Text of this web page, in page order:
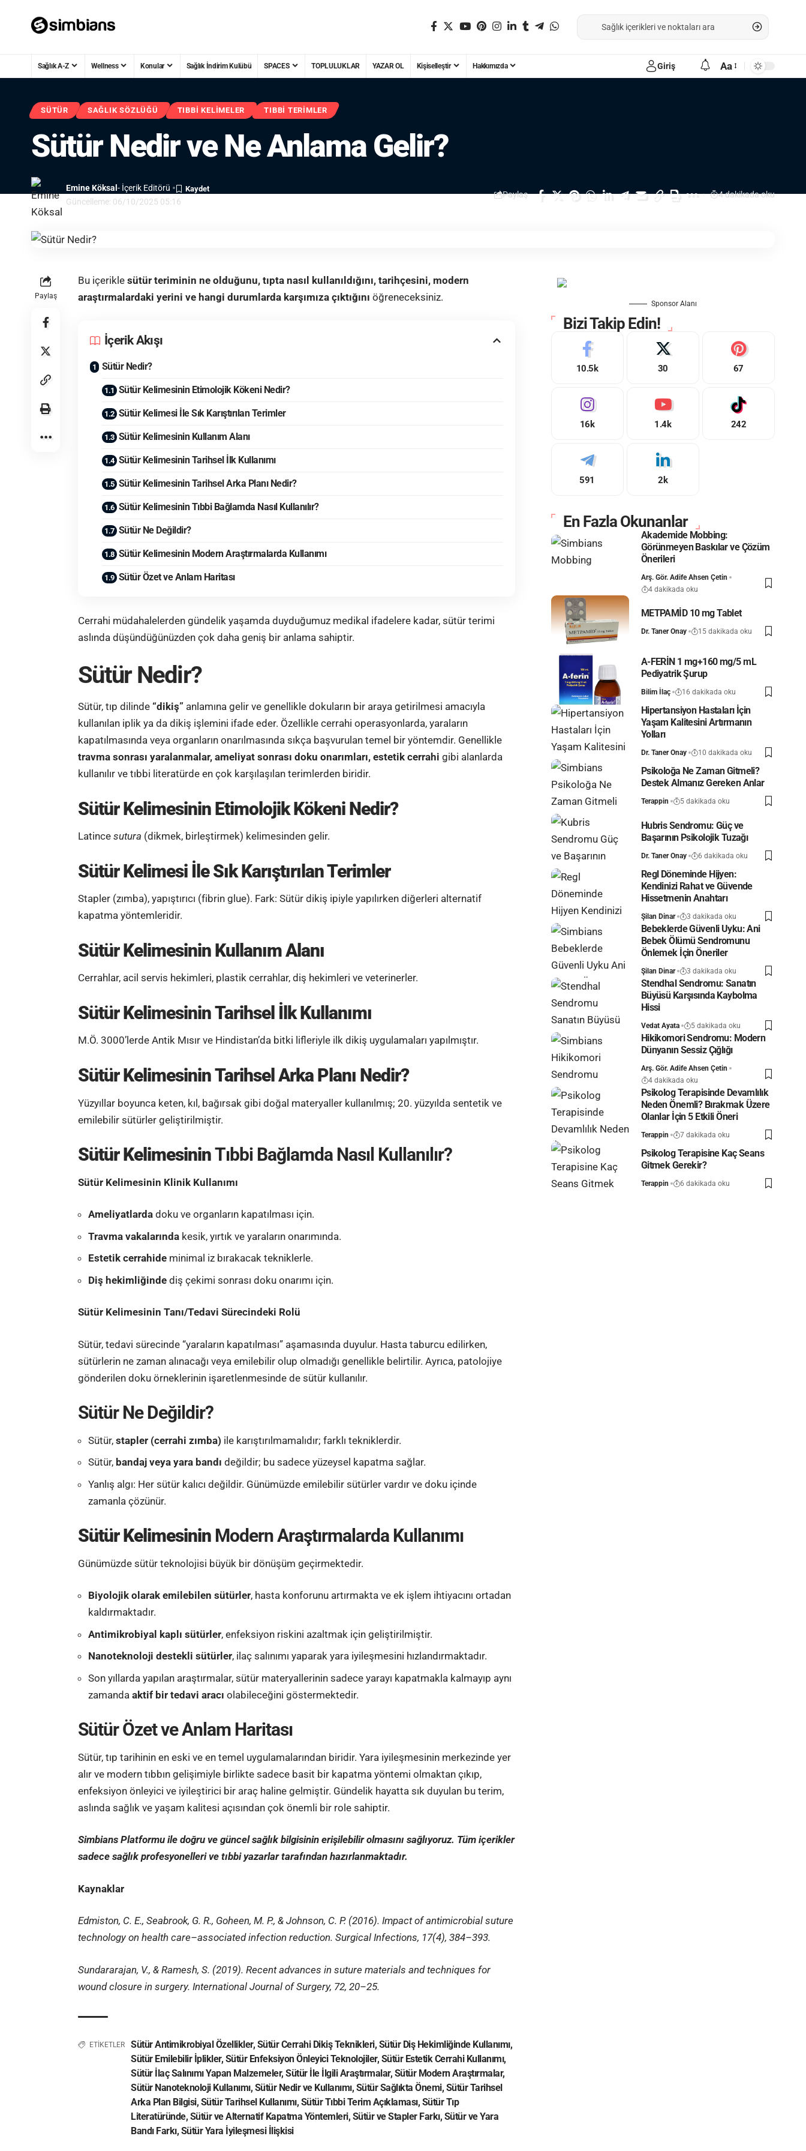
Sağlık A-Z Wellness Konular Sağlık İndirim Kulübü SPACES TOPLULUKLAR YAZAR OL Kişiselleştir Hakkımızda Giriş Aa
SÜTÜR SAĞLIK SÖZLÜĞÜ TIBBI KELIMELER TIBBI TERIMLER
Sütür Nedir ve Ne Anlama Gelir?
Güncelleme: 06/10/2025 05:16
Emine Köksal- İçerik Editörü
Paylaş 4 dakikada oku
Paylaş
Bu içerikle sütür teriminin ne olduğunu, tıpta nasıl kullanıldığını, tarihçesini, modern
araştırmalardaki yerini ve hangi durumlarda karşımıza çıktığını öğreneceksiniz.
İçerik Akışı
Sütür Nedir?
Sütür Kelimesinin Etimolojik Kökeni Nedir?
Sütür Kelimesi İle Sık Karıştırılan Terimler
Sütür Kelimesinin Kullanım Alanı
Sütür Kelimesinin Tarihsel İlk Kullanımı
Sütür Kelimesinin Tarihsel Arka Planı Nedir?
Sütür Kelimesinin Tıbbi Bağlamda Nasıl Kullanılır?
Sütür Ne Değildir?
Sütür Kelimesinin Modern Araştırmalarda Kullanımı
Sütür Özet ve Anlam Haritası
Cerrahi müdahalelerden gündelik yaşamda duyduğumuz medikal ifadelere kadar, sütür terimi
aslında düşündüğünüzden çok daha geniş bir anlama sahiptir.
Sütür Nedir?
Sütür, tıp dilinde “dikiş” anlamına gelir ve genellikle dokuların bir araya getirilmesi amacıyla
kullanılan iplik ya da dikiş işlemini ifade eder. Özellikle cerrahi operasyonlarda, yaraların
kapatılmasında veya organların onarılmasında sıkça başvurulan temel bir yöntemdir. Genellikle
travma sonrası yaralanmalar, ameliyat sonrası doku onarımları, estetik cerrahi gibi alanlarda
kullanılır ve tıbbi literatürde en çok karşılaşılan terimlerden biridir.
Sütür Kelimesinin Etimolojik Kökeni Nedir?
Latince sutura (dikmek, birleştirmek) kelimesinden gelir.
Sütür Kelimesi İle Sık Karıştırılan Terimler
Stapler (zımba), yapıştırıcı (fibrin glue). Fark: Sütür dikiş ipiyle yapılırken diğerleri alternatif
kapatma yöntemleridir.
Sütür Kelimesinin Kullanım Alanı
Cerrahlar, acil servis hekimleri, plastik cerrahlar, diş hekimleri ve veterinerler.
Sütür KelimesininTarihsel İlk Kullanımı
M.Ö. 3000’lerde Antik Mısır ve Hindistan’da bitki lifleriyle ilk dikiş uygulamaları yapılmıştır.
Sütür KelimesininTarihsel Arka Planı Nedir?
Yüzyıllar boyunca keten, kıl, bağırsak gibi doğal materyaller kullanılmış; 20. yüzyılda sentetik ve
emilebilir sütürler geliştirilmiştir.
Sütür KelimesininTıbbi Bağlamda Nasıl Kullanılır?
Sütür Kelimesinin Klinik Kullanımı
Ameliyatlarda doku ve organların kapatılması için.
Travma vakalarında kesik, yırtık ve yaraların onarımında.
Estetik cerrahide minimal iz bırakacak tekniklerle.
Diş hekimliğinde diş çekimi sonrası doku onarımı için.
Sütür Kelimesinin Tanı/Tedavi Sürecindeki Rolü
Sütür, tedavi sürecinde “yaraların kapatılması” aşamasında duyulur. Hasta taburcu edilirken,
sütürlerin ne zaman alınacağı veya emilebilir olup olmadığı genellikle belirtilir. Ayrıca, patolojiye
gönderilen doku örneklerinin işaretlenmesinde de sütür kullanılır.
Sütür Ne Değildir?
Sütür, stapler (cerrahi zımba) ile karıştırılmamalıdır; farklı tekniklerdir.
Sütür, bandaj veya yara bandı değildir; bu sadece yüzeysel kapatma sağlar.
Yanlış algı: Her sütür kalıcı değildir. Günümüzde emilebilir sütürler vardır ve doku içinde
zamanla çözünür.
Sütür Kelimesinin Modern Araştırmalarda Kullanımı
Günümüzde sütür teknolojisi büyük bir dönüşüm geçirmektedir.
Biyolojik olarak emilebilen sütürler, hasta konforunu artırmakta ve ek işlem ihtiyacını ortadan
kaldırmaktadır.
Antimikrobiyal kaplı sütürler, enfeksiyon riskini azaltmak için geliştirilmiştir.
Nanoteknoloji destekli sütürler, ilaç salınımı yaparak yara iyileşmesini hızlandırmaktadır.
Son yıllarda yapılan araştırmalar, sütür materyallerinin sadece yarayı kapatmakla kalmayıp aynı
zamanda aktif bir tedavi aracı olabileceğini göstermektedir.
Sütür Özet ve Anlam Haritası
Sütür, tıp tarihinin en eski ve en temel uygulamalarından biridir. Yara iyileşmesinin merkezinde yer
alır ve modern tıbbın gelişimiyle birlikte sadece basit bir kapatma yöntemi olmaktan çıkıp,
enfeksiyon önleyici ve iyileştirici bir araç haline gelmiştir. Gündelik hayatta sık duyulan bu terim,
aslında sağlık ve yaşam kalitesi açısından çok önemli bir role sahiptir.
Simbians Platformu ile doğru ve güncel sağlık bilgisinin erişilebilir olmasını sağlıyoruz. Tüm içerikler
sadece sağlık profesyonelleri ve tıbbi yazarlar tarafından hazırlanmaktadır.
Kaynaklar
Edmiston, C. E., Seabrook, G. R., Goheen, M. P., & Johnson, C. P. (2016). Impact of antimicrobial suture
technology on health care–associated infection reduction. Surgical Infections, 17(4), 384–393.
Sundararajan, V., & Ramesh, S. (2019). Recent advances in suture materials and techniques for
wound closure in surgery. International Journal of Surgery, 72, 20–25.
ETİKETLER Sütür Antimikrobiyal Özellikler, Sütür Cerrahi Dikiş Teknikleri, Sütür Diş Hekimliğinde Kullanımı,
Sütür Emilebilir İplikler, Sütür Enfeksiyon Önleyici Teknolojiler, Sütür Estetik Cerrahi Kullanımı,
Sütür İlaç Salınımı Yapan Malzemeler, Sütür İle İlgili Araştırmalar, Sütür Modern Araştırmalar,
Sütür Nanoteknoloji Kullanımı, Sütür Nedir ve Kullanımı, Sütür Sağlıkta Önemi, Sütür Tarihsel
Arka Plan Bilgisi, Sütür Tarihsel Kullanımı, Sütür Tıbbi Terim Açıklaması, Sütür Tıp
Literatüründe, Sütür ve Alternatif Kapatma Yöntemleri, Sütür ve Stapler Farkı, Sütür ve Yara
Bandı Farkı, Sütür Yara İyileşmesi İlişkisi
Sponsor Alanı
Bizi Takip Edin!
10.5k 30 67
16k 1.4k 242
591 2k
En Fazla Okunanlar
Akademide Mobbing:
Görünmeyen Baskılar ve Çözüm
Önerileri
Arş. Gör. Adife Ahsen Çetin
4 dakikada oku
METPAMİD 10 mg Tablet
Dr. Taner Onay 15 dakikada oku
A-FERİN 1 mg+160 mg/5 mL
Pediyatrik Şurup
Bilim İlaç 16 dakikada oku
Hipertansiyon Hastaları İçin
Yaşam Kalitesini Artırmanın
Yolları
Dr. Taner Onay 10 dakikada oku
Psikoloğa Ne Zaman Gitmeli?
Destek Almanız Gereken Anlar
Terappin 5 dakikada oku
Hubris Sendromu: Güç ve
Başarının Psikolojik Tuzağı
Dr. Taner Onay 6 dakikada oku
Regl Döneminde Hijyen:
Kendinizi Rahat ve Güvende
Hissetmenin Anahtarı
Şilan Dinar 3 dakikada oku
Bebeklerde Güvenli Uyku: Ani
Bebek Ölümü Sendromunu
Önlemek İçin Öneriler
Şilan Dinar 3 dakikada oku
Stendhal Sendromu: Sanatın
Büyüsü Karşısında Kaybolma
Hissi
Vedat Ayata 5 dakikada oku
Hikikomori Sendromu: Modern
Dünyanın Sessiz Çığlığı
Arş. Gör. Adife Ahsen Çetin
4 dakikada oku
Psikolog Terapisinde Devamlılık
Neden Önemli? Bırakmak Üzere
Olanlar İçin 5 Etkili Öneri
Terappin 7 dakikada oku
Psikolog Terapisine Kaç Seans
Gitmek Gerekir?
Terappin 6 dakikada oku